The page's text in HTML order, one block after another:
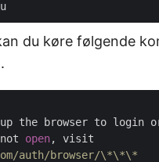
du køre følgende
up the browser to login
open, visit
auth/browser/\*\*\*